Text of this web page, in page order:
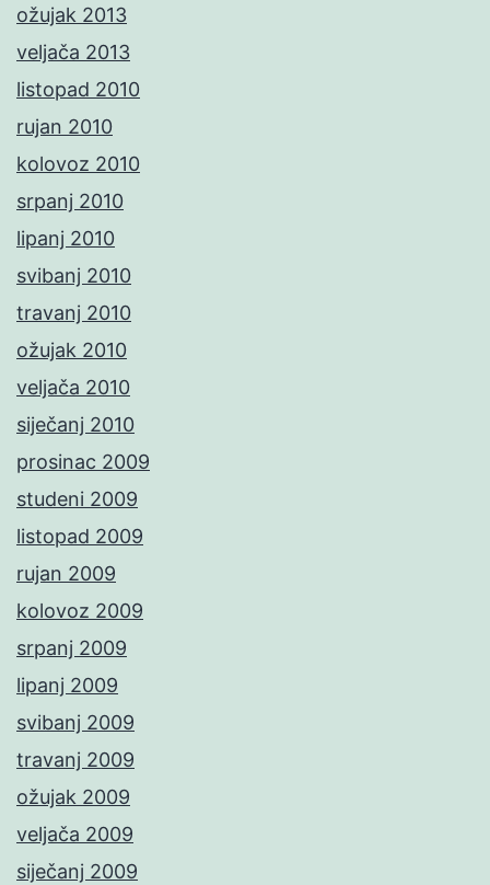
ožujak 2013
veljača 2013
listopad 2010
rujan 2010
kolovoz 2010
srpanj 2010
lipanj 2010
svibanj 2010
travanj 2010
ožujak 2010
veljača 2010
siječanj 2010
prosinac 2009
studeni 2009
listopad 2009
rujan 2009
kolovoz 2009
srpanj 2009
lipanj 2009
svibanj 2009
travanj 2009
ožujak 2009
veljača 2009
siječanj 2009